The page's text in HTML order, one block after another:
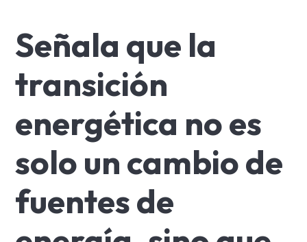
Señala que la
transición
energética no es
solo un cambio de
fuentes de